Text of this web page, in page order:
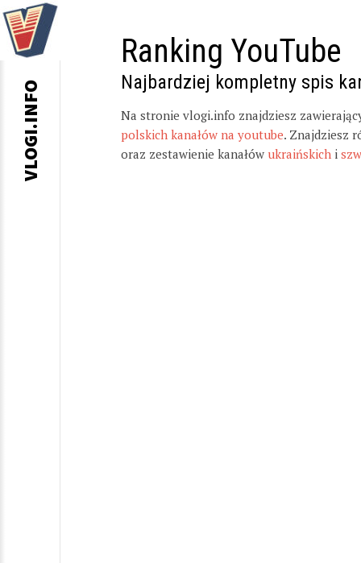
Ranking YouTube
Najbardziej kompletny spis
Na stronie vlogi.info znajdziesz
polskich kanałów na youtube. Znajdziesz
oraz zestawienie kanałów ukraińskich i
VLOGI.INFO